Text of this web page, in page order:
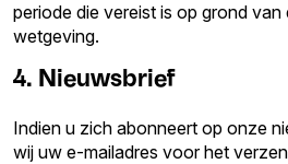
periode die vereist is op grond van
wetgeving.
4. Nieuwsbrief
Indien u zich abonneert op onze
wij uw e-mailadres voor het